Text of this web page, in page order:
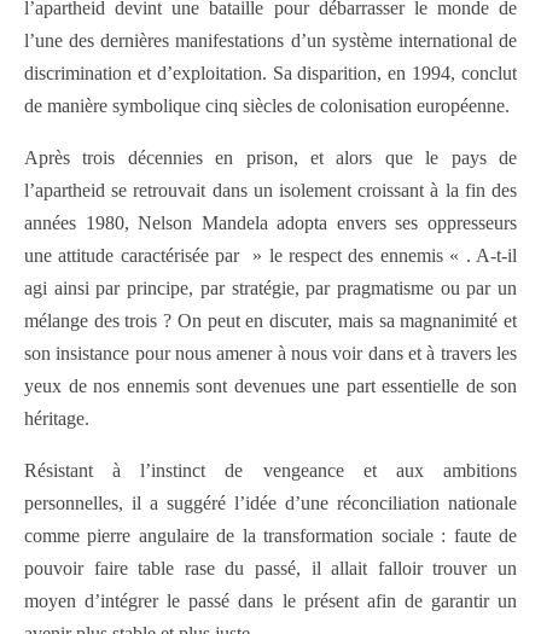
l’apartheid devint une bataille pour débarrasser le monde de
l’une des dernières manifestations d’un système international de
discrimination et d’exploitation. Sa disparition, en 1994, conclut
de manière symbolique cinq siècles de colonisation européenne.
Après trois décennies en prison, et alors que le pays de
l’apartheid se retrouvait dans un isolement croissant à la fin des
années 1980, Nelson Mandela adopta envers ses oppresseurs
une attitude caractérisée par » le respect des ennemis « . A-t-il
agi ainsi par principe, par stratégie, par pragmatisme ou par un
mélange des trois ? On peut en discuter, mais sa magnanimité et
son insistance pour nous amener à nous voir dans et à travers les
yeux de nos ennemis sont devenues une part essentielle de son
héritage.
Résistant à l’instinct de vengeance et aux ambitions
personnelles, il a suggéré l’idée d’une réconciliation nationale
comme pierre angulaire de la transformation sociale : faute de
pouvoir faire table rase du passé, il allait falloir trouver un
moyen d’intégrer le passé dans le présent afin de garantir un